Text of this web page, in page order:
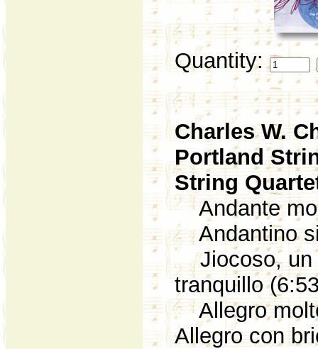
Quantity:
Charles W.
Portland
String
Andante
Andantino
Jiocoso, un
tranquillo
Allegro
Allegro con